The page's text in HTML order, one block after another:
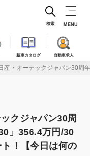
新車カタログ 自動車求人
検索 MENU
産・オーテックジャパン30周
クジャパン30周
」356.4万円/30
！【今日は何の